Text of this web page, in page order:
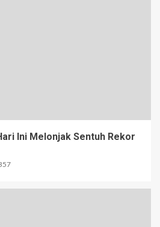
Ini Melonjak Sentuh Rekor